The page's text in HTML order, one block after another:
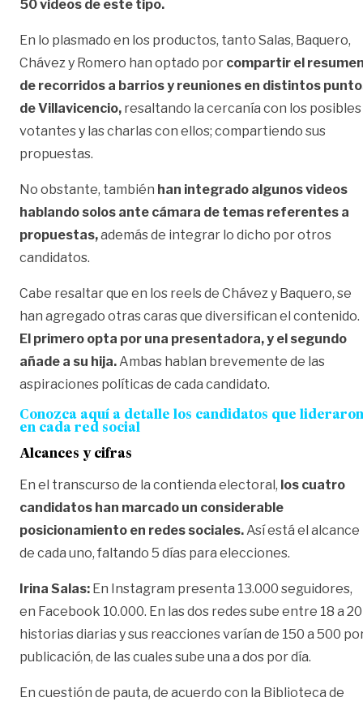
50 videos de este tipo.
En lo plasmado en los productos, tanto Salas, Baquero,
Chávez y Romero han optado por compartir el
de recorridos a barrios y reuniones en distintos
de Villavicencio, resaltando la cercanía con los posibles
votantes y las charlas con ellos; compartiendo sus
propuestas.
No obstante, también han integrado algunos videos
hablando solos ante cámara de temas referentes a
propuestas,además de integrar lo dicho por otros
candidatos.
Cabe resaltar que en los reels de Chávez y Baquero, se
han agregado otras caras que diversifican el contenido.
El primero opta por una presentadora, y el segundo
añade a su hija.Ambas hablan brevemente de las
aspiraciones políticas de cada candidato.
Conozca aquí a detalle los candidatos que lideraron
en cada red social
Alcances y cifras
En el transcurso de la contienda electoral, los cuatro
candidatos han marcado un considerable
posicionamiento en redes sociales.Así está el alcance
de cada uno, faltando 5 días para elecciones.
Irina Salas: En Instagram presenta 13.000 seguidores,
en Facebook 10.000. En las dos redes sube entre 18 a 20
historias diarias y sus reacciones varían de 150 a 500
publicación, de las cuales sube una a dos por día.
En cuestión de pauta, de acuerdo con la Biblioteca de